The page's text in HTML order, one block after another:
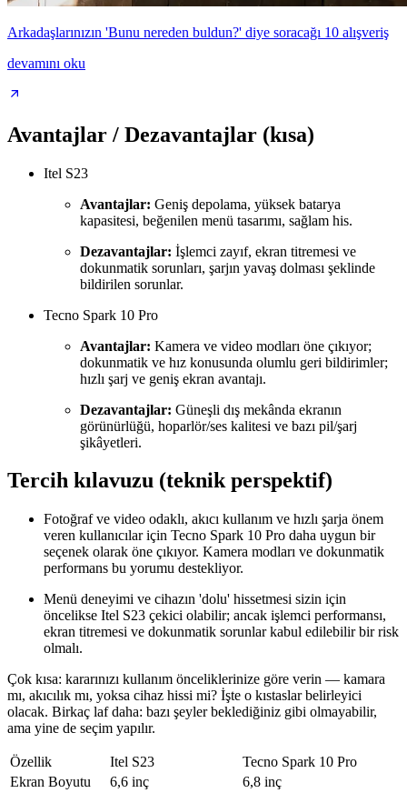
Arkadaşlarınızın 'Bunu nereden buldun?' diye soracağı 10 alışveriş
devamını oku
Avantajlar / Dezavantajlar (kısa)
Itel S23
Avantajlar: Geniş depolama, yüksek batarya
kapasitesi, beğenilen menü tasarımı, sağlam his.
Dezavantajlar: İşlemci zayıf, ekran titremesi ve
dokunmatik sorunları, şarjın yavaş dolması şeklinde
bildirilen sorunlar.
Tecno Spark 10 Pro
Avantajlar: Kamera ve video modları öne çıkıyor;
dokunmatik ve hız konusunda olumlu geri bildirimler;
hızlı şarj ve geniş ekran avantajı.
Dezavantajlar: Güneşli dış mekânda ekranın
görünürlüğü, hoparlör/ses kalitesi ve bazı pil/şarj
şikâyetleri.
Tercih kılavuzu (teknik perspektif)
Fotoğraf ve video odaklı, akıcı kullanım ve hızlı şarja önem
veren kullanıcılar için Tecno Spark 10 Pro daha uygun bir
seçenek olarak öne çıkıyor. Kamera modları ve dokunmatik
performans bu yorumu destekliyor.
Menü deneyimi ve cihazın 'dolu' hissetmesi sizin için
öncelikse Itel S23 çekici olabilir; ancak işlemci performansı,
ekran titremesi ve dokunmatik sorunlar kabul edilebilir bir risk
olmalı.
Çok kısa: kararınızı kullanım önceliklerinize göre verin — kamara
mı, akıcılık mı, yoksa cihaz hissi mi? İşte o kıstaslar belirleyici
olacak. Birkaç laf daha: bazı şeyler beklediğiniz gibi olmayabilir,
ama yine de seçim yapılır.
Özellik Itel S23
Tecno Spark 10 Pro
Ekran Boyutu
6,6 inç
6,8 inç